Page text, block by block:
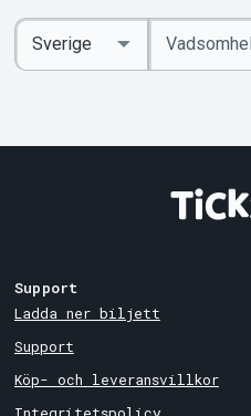
Ange
sökord
Select
Country
Support
Ladda ner biljett
Support
Köp- och leveransvillkor